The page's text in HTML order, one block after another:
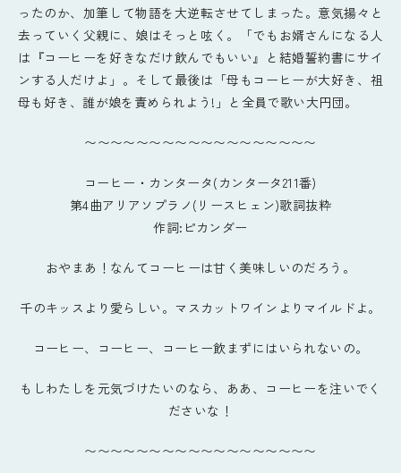
ったのか、加筆して物語を大逆転させてしまった。意気揚々と
去っていく父親に、娘はそっと呟く。「でもお婿さんになる人
は『コーヒーを好きなだけ飲んでもいい』と結婚誓約書にサイ
ンする人だけよ」。そして最後は「母もコーヒーが大好き、祖
母も好き、誰が娘を責められよう!」と全員で歌い大円団。
〜〜〜〜〜〜〜〜〜〜〜〜〜〜〜〜〜〜
コーヒー・カンタータ(カンタータ211番)
第4曲アリアソプラノ(リースヒェン)歌詞抜粋
作詞:ピカンダー
おやまあ！なんてコーヒーは甘く美味しいのだろう。
千のキッスより愛らしい。マスカットワインよりマイルドよ。
コーヒー、コーヒー、コーヒー飲まずにはいられないの。
もしわたしを元気づけたいのなら、ああ、コーヒーを注いでく
ださいな！
〜〜〜〜〜〜〜〜〜〜〜〜〜〜〜〜〜〜